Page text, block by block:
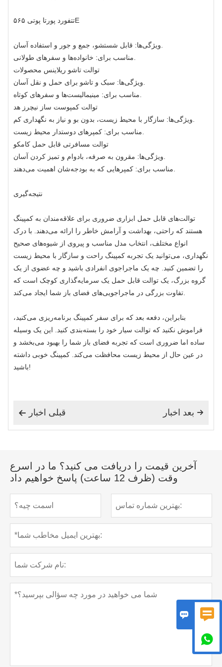
تتفورد پورتا پوتی ۵۶۵E
توالت تاشو ریلاینس محصولات
توالت کمپوست ساز نیچرز هد
توالت مسافرتی قابل حمل کامکو
نتیجه‌گیری
توالت‌های قابل حمل ابزاری ضروری برای علاقه‌مندان به کمپینگ
هستند که راحتی، بهداشت و آرامش خاطر را ارائه می‌دهند. با درک
انواع مختلف، انتخاب مدل مناسب و پیروی از شیوه‌های صحیح
نگهداری، می‌توانید یک تجربه کمپینگ راحت و سازگار با محیط زیست
را تضمین کنید. چه یک ماجراجوی انفرادی باشید و چه عضوی از یک
گروه بزرگ، یک توالت قابل حمل یک سرمایه‌گذاری کوچک است که
بنابراین، دفعه بعد که برای سفر کمپینگ برنامه‌ریزی می‌کنید،
فراموش نکنید که توالت سیار خود را بسته‌بندی کنید. این یک وسیله
ساده اما ضروری است که تجربه فضای باز شما را بهبود می‌بخشد و
در عین حال از محیط زیست محافظت می‌کند. کمپینگ خوبی داشته
باشید!
 قبلی اخبار  بعد اخبار
آخرین قیمت را دریافت می کنید؟ ما در اسرع
وقت (ظرف 12 ساعت) پاسخ خواهیم داد
 
